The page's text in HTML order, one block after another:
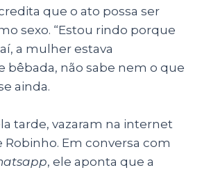
que o ato possa ser
sexo. “Estou rindo porque
a mulher estava
não sabe nem o que
ainda.
tarde, vazaram na internet
Robinho. Em conversa com
, ele aponta que a